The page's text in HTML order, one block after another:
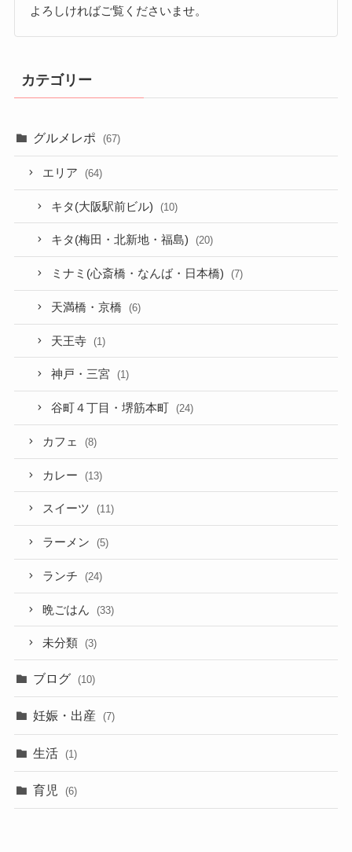
よろしければご覧くださいませ。
カテゴリー
グルメレポ (67)
エリア (64)
キタ(大阪駅前ビル) (10)
キタ(梅田・北新地・福島) (20)
ミナミ(心斎橋・なんば・日本橋) (7)
天満橋・京橋 (6)
天王寺 (1)
神戸・三宮 (1)
谷町４丁目・堺筋本町 (24)
カフェ (8)
カレー (13)
スイーツ (11)
ラーメン (5)
ランチ (24)
晩ごはん (33)
未分類 (3)
ブログ (10)
妊娠・出産 (7)
生活 (1)
育児 (6)